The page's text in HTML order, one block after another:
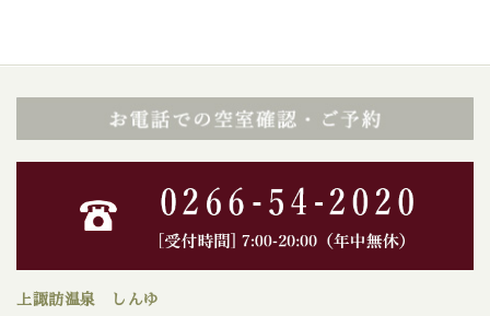
上諏訪温泉 しんゆ